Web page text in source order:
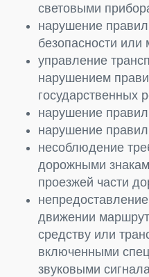
световыми
нарушение
безопасности
управление
нарушением
государственных
нарушение
нарушение
несоблюдение
дорожными
проезжей части
движении
средству или
включенными
звуковыми